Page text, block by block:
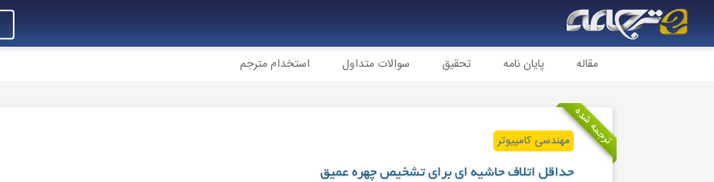
مقاله پایان نامه تحقیق سوالات متداول استخدام مترجم
ترجمه شدهمهندسی کامپیوتر
حداقل اتلاف حاشیه ای برای تشخیص چهره عمیق